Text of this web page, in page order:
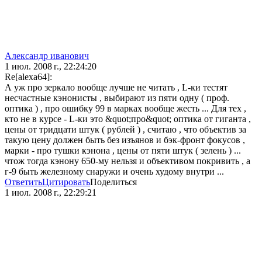
Александр иванович
1 июл. 2008 г., 22:24:20
Re[alexa64]:
А уж про зеркало вообще лучше не читать , L-ки тестят
несчастные кэнонисты , выбирают из пяти одну ( проф.
оптика ) , про ошибку 99 в марках вообще жесть ... Для тех ,
кто не в курсе - L-ки это &quot;про&quot; оптика от гиганта ,
цены от тридцати штук ( рублей ) , считаю , что объектив за
такую цену должен быть без изъянов и бэк-фронт фокусов ,
марки - про тушки кэнона , цены от пяти штук ( зелень ) ...
чтож тогда кэнону 650-му нельзя и объективом покривить , а
г-9 быть железному снаружи и очень худому внутри ...
ОтветитьЦитироватьПоделиться
1 июл. 2008 г., 22:29:21